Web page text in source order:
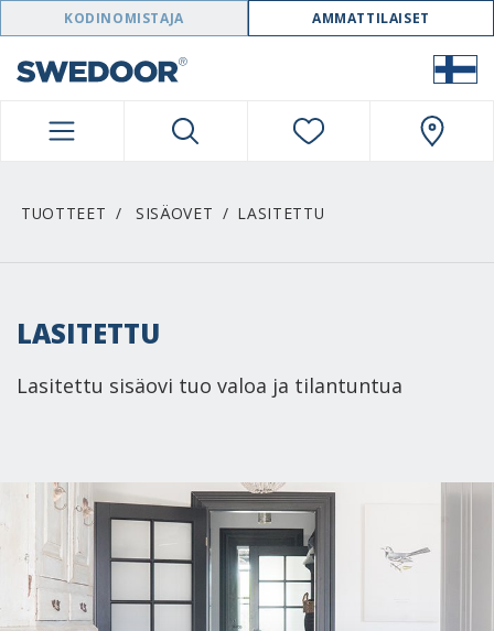
SWEDOOR NAVIGATION
KODINOMISTAJA AMMATTILAISET
TUOTTEET SISÄOVET LASITETTU
LASITETTU
Lasitettu sisäovi tuo valoa ja tilantuntua